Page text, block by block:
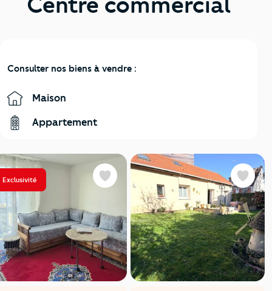
Consulter nos biens à vendre :
Maison
Appartement
Exclusivité Favoris Favoris